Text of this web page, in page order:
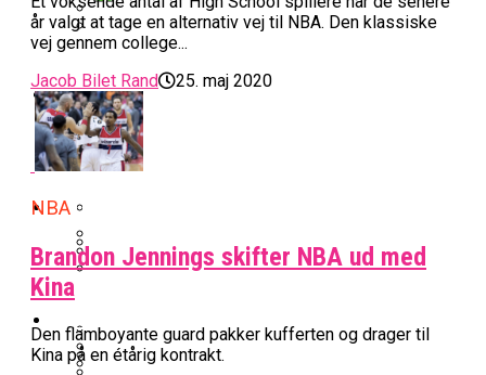
Nu Står Det Klart: Den Dag Starter
Basketligaen
League-Kvalifikation
Miami Heat Smider Skandaleramt Spiller
Stjerne Akut Opereret: Misser Nøglekampe
All-Star Guard Nærmer Sig Comeback
Efter Uhyggelig Skade
Danskerne Imponerede Torsdag Aften I
EuroLeague
Anders Sommer Scorer Kæmpe Trænerjob
Mester Efter To Missede Ulm-Matchbolde
Kvindebasketligaen
College Er Slut: Frida Formann Fortsætter
Podcast
Podcast: “Med Lars Og Torben Som
Video
år valgt at tage en alternativ vej til NBA. Den klassiske
vej gennem college...
Jacob Bilet Rand
25. maj 2020
NBA
Brandon Jennings skifter NBA ud med
Kina
Den flamboyante guard pakker kufferten og drager til
Kina på en étårig kontrakt.